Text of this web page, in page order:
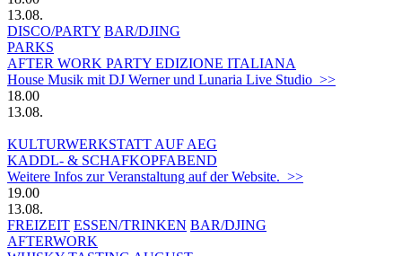
13.08.
DISCO/PARTY BAR/DJING
PARKS
AFTER WORK PARTY EDIZIONE ITALIANA
House Musik mit DJ Werner und Lunaria Live Studio >>
18.00
13.08.
KULTURWERKSTATT AUF AEG
KADDL- & SCHAFKOPFABEND
Weitere Infos zur Veranstaltung auf der Website. >>
19.00
13.08.
FREIZEIT ESSEN/TRINKEN BAR/DJING
AFTERWORK